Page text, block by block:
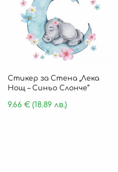
Стикер за Стена „Лека
Нощ – Синьо Слонче“
9.66€ (18.89 лв.)